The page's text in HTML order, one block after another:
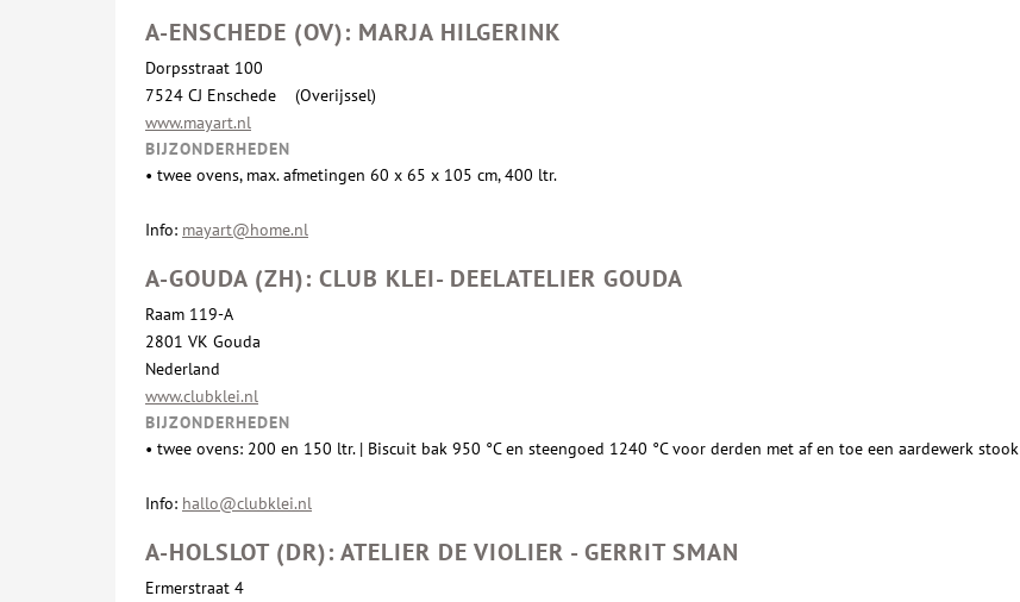
A-ENSCHEDE (OV): MARJA HILGERINK
Dorpsstraat 100
7524 CJ Enschede (Overijssel)
www.mayart.nl
BIJZONDERHEDEN
• twee ovens, max. afmetingen 60 x 65 x 105 cm, 400 ltr.
Info: mayart@home.nl
A-GOUDA (ZH): CLUB KLEI- DEELATELIER GOUDA
Raam 119-A
2801 VK Gouda
Nederland
www.clubklei.nl
BIJZONDERHEDEN
• twee ovens: 200 en 150 ltr. | Biscuit bak 950 °C en steengoed 1240 °C voor derden met af en toe een aardewerk stook
Info: hallo@clubklei.nl
A-HOLSLOT (DR): ATELIER DE VIOLIER - GERRIT SMAN
Ermerstraat 4